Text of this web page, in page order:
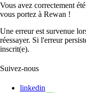
Vous avez correctement
vous portez à Rewan !
Une erreur est survenue
réessayer. Si l'erreur
inscrit(e).
Suivez-nous
linkedin